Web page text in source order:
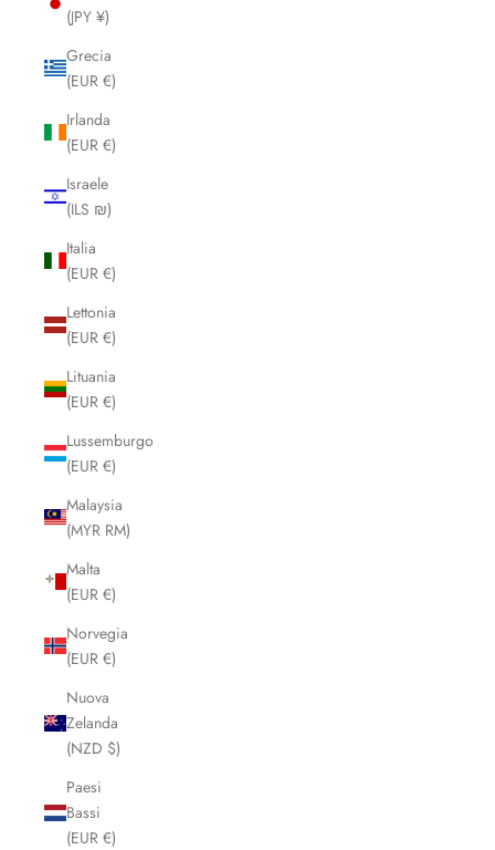
(JPY ¥)
Grecia
(EUR €)
Irlanda
(EUR €)
Israele
(ILS ₪)
Italia
(EUR €)
Lettonia
(EUR €)
Lituania
(EUR €)
Lussemburgo
(EUR €)
Malaysia
(MYR RM)
Malta
(EUR €)
Norvegia
(EUR €)
Nuova
Zelanda
(NZD $)
Paesi
Bassi
(EUR €)